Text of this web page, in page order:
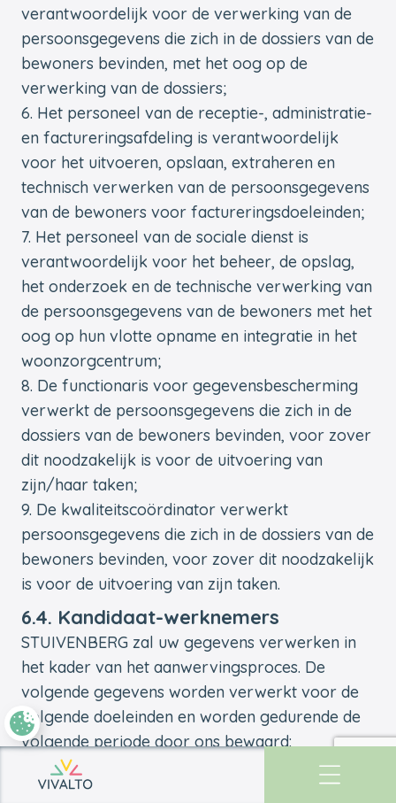
Terug naar de startpagina
verantwoordelijk voor de verwerking van de
persoonsgegevens die zich in de dossiers van de
bewoners bevinden, met het oog op de
verwerking van de dossiers;
Het personeel van de receptie-, administratie-
en factureringsafdeling is verantwoordelijk
voor het uitvoeren, opslaan, extraheren en
technisch verwerken van de persoonsgegevens
van de bewoners voor factureringsdoeleinden;
Het personeel van de sociale dienst is
verantwoordelijk voor het beheer, de opslag,
het onderzoek en de technische verwerking van
de persoonsgegevens van de bewoners met het
oog op hun vlotte opname en integratie in het
woonzorgcentrum;
De functionaris voor gegevensbescherming
verwerkt de persoonsgegevens die zich in de
dossiers van de bewoners bevinden, voor zover
dit noodzakelijk is voor de uitvoering van
zijn/haar taken;
De kwaliteitscoördinator verwerkt
persoonsgegevens die zich in de dossiers van de
bewoners bevinden, voor zover dit noodzakelijk
is voor de uitvoering van zijn taken.
6.4. Kandidaat-werknemers
STUIVENBERG zal uw gegevens verwerken in
het kader van het aanwervingsproces. De
volgende gegevens worden verwerkt voor de
volgende doeleinden en worden gedurende de
volgende periode door ons bewaard:
Wij verzamelen de volgende gegevens